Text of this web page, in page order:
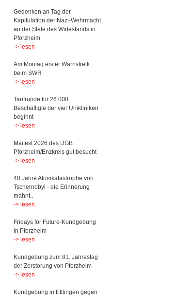
Gedenken an Tag der
Kapitulation der Nazi-Wehrmacht
an der Stele des Widestands in
Pforzheim
-> lesen
Am Montag erster Warnstreik
beim SWR
-> lesen
Tarifrunde für 26.000
Beschäftigte der vier Unikliniken
beginnt
-> lesen
Maifest 2026 des DGB
Pforzheim/Enzkreis gut besucht
-> lesen
40 Jahre Atomkatastrophe von
Tschernobyl - die Erinnerung
mahnt..
-> lesen
Fridays for Future-Kundgebung
in Pforzheim
-> lesen
Kundgebung zum 81. Jahrestag
der Zerstörung von Pforzheim
-> lesen
Kundgebung in Ettlingen gegen